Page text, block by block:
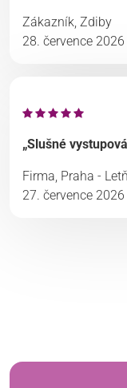
Zákazník, Zdiby
28. července 2026
„Slušné
Firma, Praha -
27. července 2026